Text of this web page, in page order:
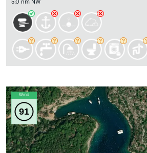
5.0 nm NW
Wind
91